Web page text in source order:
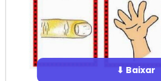
⬇ Baixar